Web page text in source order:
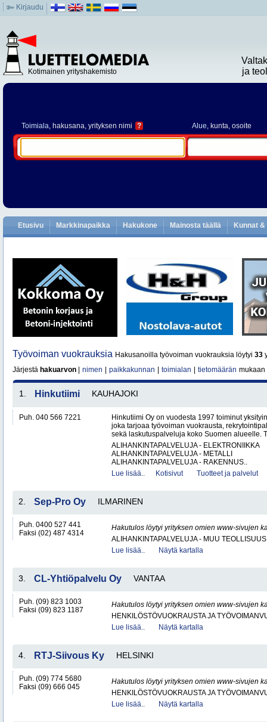
Kirjaudu
Kotimainen yrityshakemisto
ja
Toimiala, hakusana, yrityksen nimi ? Alue, kunta, osoite
Etusivu Markkinapaikka Hakukone Mainosta täällä Kunnat
Työvoiman vuokrauksia Hakusanoilla työvoiman vuokrauksia löytyi 33
Järjestä hakuarvon nimen paikkakunnan toimialan tietomäärän mukaan
1. Hinkutiimi KAUHAJOKI
Puh. 040 566 7221
Hinkutiimi Oy on vuodesta 1997 toiminut
joka tarjoaa työvoiman vuokrausta,
sekä laskutuspalveluja koko Suomen alueelle.
ALIHANKINTAPALVELUJA - ELEKTRONIIKKA
ALIHANKINTAPALVELUJA - METALLI
ALIHANKINTAPALVELUJA - RAKENNUS..
Lue lisää..
Kotisivut Tuotteet ja palvelut
2. Sep-Pro Oy ILMARINEN
Puh. 0400 527 441
Faksi (02) 487 4314
Hakutulos löytyi yrityksen omien www-sivujen
ALIHANKINTAPALVELUJA - MUU TEOLLISUUS
Lue lisää..
Näytä kartalla
3. CL-Yhtiöpalvelu Oy VANTAA
Puh. (09) 823 1003
Faksi (09) 823 1187
Hakutulos löytyi yrityksen omien www-sivujen
HENKILÖSTÖVUOKRAUSTA JA
Lue lisää..
Näytä kartalla
4. RTJ-Siivous Ky HELSINKI
Puh. (09) 774 5680
Faksi (09) 666 045
Hakutulos löytyi yrityksen omien www-sivujen
HENKILÖSTÖVUOKRAUSTA JA
Lue lisää..
Näytä kartalla